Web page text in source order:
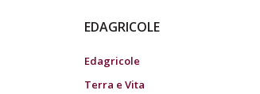
EDAGRICOLE
Edagricole
Terra e Vita